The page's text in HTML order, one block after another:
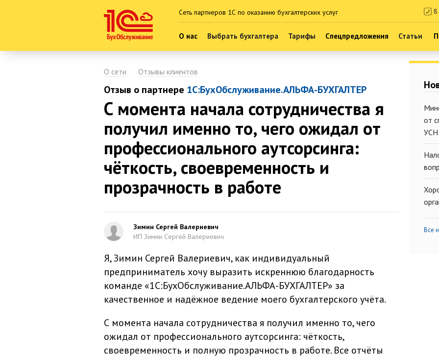
Сеть партнеров 1С по оказанию бухгалтерских услуг 8
О нас Выбрать бухгалтера Тарифы Спецпредложения Статьи
О сети Отзывы клиентов
Отзыв о партнере 1С:БухОбслуживание.АЛЬФА-БУХГАЛТЕР
С момента начала сотрудничества я
получил именно то, чего ожидал от
профессионального аутсорсинга:
чёткость, своевременность и
прозрачность в работе
Зимин Сергей Валериевич
ИП Зимин Сергей Валериевич
Я, Зимин Сергей Валериевич, как индивидуальный
предприниматель хочу выразить искреннюю благодарность
команде «1С:БухОбслуживание.АЛЬФА-БУХГАЛТЕР» за
качественное и надёжное ведение моего бухгалтерского учёта.
С момента начала сотрудничества я получил именно то, чего
ожидал от профессионального аутсорсинга: чёткость,
своевременность и полную прозрачность в работе. Все отчёты
от
УСН
Все